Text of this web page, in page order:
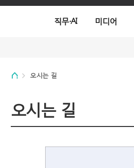
직무·AI 미디어
오시는 길
오시는 길